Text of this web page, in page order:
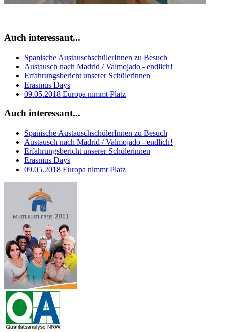
Auch interessant...
Spanische AustauschschülerInnen zu Besuch
Austausch nach Madrid / Valmojado - endlich!
Erfahrungsbericht unserer Schülerinnen
Erasmus Days
09.05.2018 Europa nimmt Platz
Auch interessant...
Spanische AustauschschülerInnen zu Besuch
Austausch nach Madrid / Valmojado - endlich!
Erfahrungsbericht unserer Schülerinnen
Erasmus Days
09.05.2018 Europa nimmt Platz